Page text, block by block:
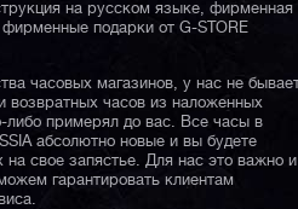
на русском языке, фирменная
подарки от G-STORE
часовых магазинов, у нас не
возвратных часов из наложенных
либо примерял до вас. Все часы в
абсолютно новые и вы будете
на свое запястье. Для нас это важно и
гарантировать клиентам